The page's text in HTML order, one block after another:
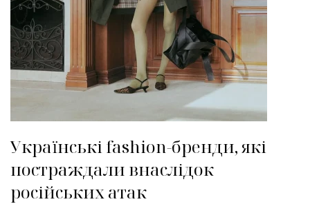
Українські fashion-бренди, які
постраждали внаслідок
російських атак